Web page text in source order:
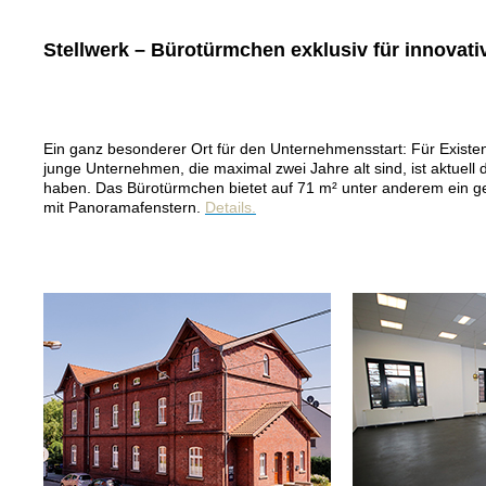
Stellwerk – Bürotürmchen exklusiv für
Ein ganz besonderer Ort für den Unternehmensstart: Für
junge Unternehmen, die maximal zwei Jahre alt sind, ist aktuell
haben. Das Bürotürmchen bietet auf 71 m² unter anderem ein
mit Panoramafenstern.
Details.